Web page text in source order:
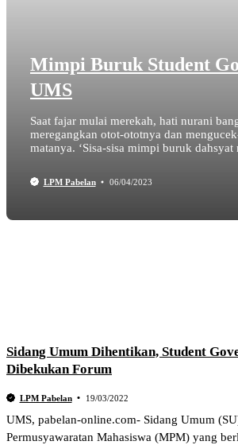
Mimpi Buruk Student
UMS
Saat fajar mulai merekah, hati nurani
meregangkan otot-ototnya dan
matanya. ‘Sisa-sisa mimpi buruk dahsyat
LPM Pabelan 06/04/2023
Sidang Umum Dihentikan, Student
Dibekukan Forum
LPM Pabelan 19/03/2022
UMS, pabelan-online.com- Sidang Umum
Permusyawaratan Mahasiswa (MPM) yang